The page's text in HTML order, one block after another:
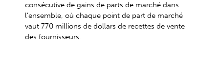
consécutive de gains de parts de marché dans
l’ensemble, où chaque point de part de marché
vaut 770 millions de dollars de recettes de vente
des fournisseurs.